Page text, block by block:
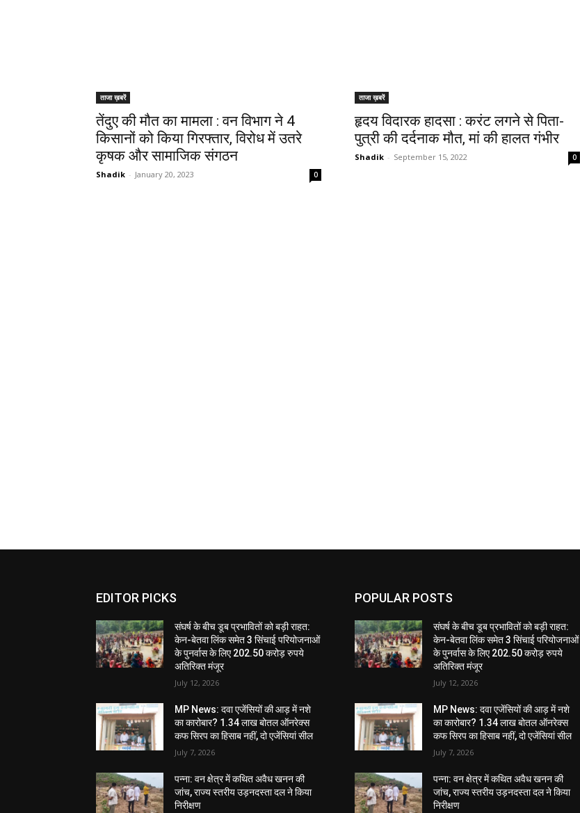
ताजा ख़बरें
तेंदुए की मौत का मामला : वन विभाग ने 4
किसानों को किया गिरफ्तार, विरोध में उतरे
कृषक और सामाजिक संगठन
Shadik - January 20, 2023 0
ताजा ख़बरें
हृदय विदारक हादसा : करंट लगने से पिता-
पुत्री की दर्दनाक मौत, मां की हालत गंभीर
Shadik - September 15, 2022 0
EDITOR PICKS
संघर्ष के बीच डूब प्रभावितों को बड़ी राहत:
केन-बेतवा लिंक समेत 3 सिंचाई परियोजनाओं
के पुनर्वास के लिए 202.50 करोड़ रुपये
अतिरिक्त मंजूर
July 12, 2026
MP News: दवा एजेंसियों की आड़ में नशे
का कारोबार? 1.34 लाख बोतल ऑनरेक्स
कफ सिरप का हिसाब नहीं, दो एजेंसियां सील
July 7, 2026
पन्ना: वन क्षेत्र में कथित अवैध खनन की
जांच, राज्य स्तरीय उड़नदस्ता दल ने किया
निरीक्षण
POPULAR POSTS
संघर्ष के बीच डूब प्रभावितों को बड़ी राहत:
केन-बेतवा लिंक समेत 3 सिंचाई परियोजनाओं
के पुनर्वास के लिए 202.50 करोड़ रुपये
अतिरिक्त मंजूर
July 12, 2026
MP News: दवा एजेंसियों की आड़ में नशे
का कारोबार? 1.34 लाख बोतल ऑनरेक्स
कफ सिरप का हिसाब नहीं, दो एजेंसियां सील
July 7, 2026
पन्ना: वन क्षेत्र में कथित अवैध खनन की
जांच, राज्य स्तरीय उड़नदस्ता दल ने किया
निरीक्षण